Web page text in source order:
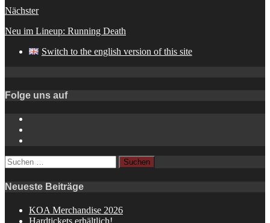
Nächster
Neu im Lineup: Running Death
Switch to the english version of this site
Folge uns auf
Suchen
nach:
Neueste Beiträge
KOA Merchandise 2026
Hardtickets erhältlich!